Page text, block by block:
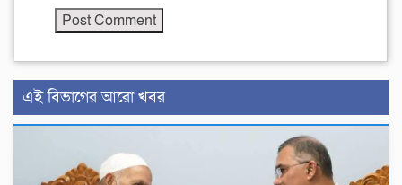
এই বিভাগের আরো খবর